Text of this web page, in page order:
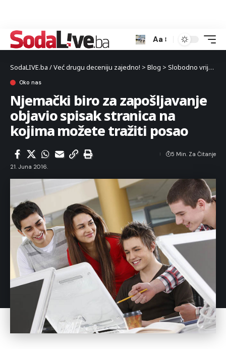
Aa
SodaLIVE.ba / Već drugu deceniju zajedno! > Blog > Slobodno vrijeme
Oko nas
Njemački biro za zapošljavanje
objavio spisak stranica na
kojima možete tražiti posao
21. Juna 2016.
5 Min. Za Čitanje